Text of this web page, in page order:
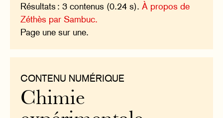
Résultats : 3 contenus (0.24 s).À propos de
Zéthès par Sambuc.
Page une sur une.
CONTENU NUMÉRIQUE
Chimie